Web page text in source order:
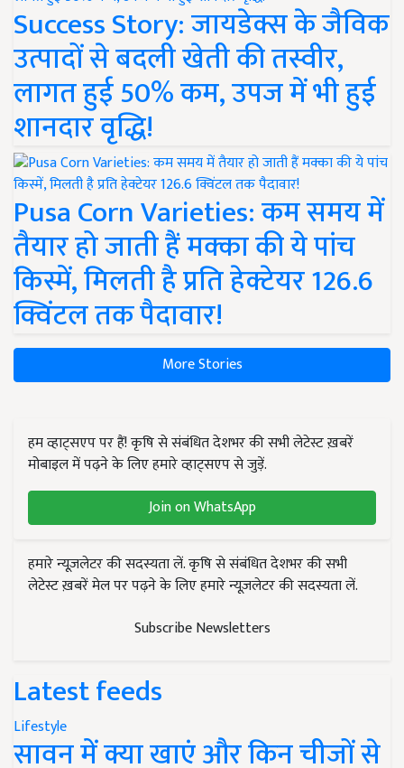
Success Story: जायडेक्स के जैविक
उत्पादों से बदली खेती की तस्वीर,
लागत हुई 50% कम, उपज में भी हुई
शानदार वृद्धि!
Pusa Corn Varieties: कम समय में
तैयार हो जाती हैं मक्का की ये पांच
किस्में, मिलती है प्रति हेक्टेयर 126.6
क्विंटल तक पैदावार!
More Stories
हम व्हाट्सएप पर हैं! कृषि से संबंधित देशभर की सभी लेटेस्ट ख़बरें
मोबाइल में पढ़ने के लिए हमारे व्हाट्सएप से जुड़ें.
Join on WhatsApp
हमारे न्यूज़लेटर की सदस्यता लें. कृषि से संबंधित देशभर की सभी
लेटेस्ट ख़बरें मेल पर पढ़ने के लिए हमारे न्यूज़लेटर की सदस्यता लें.
Subscribe Newsletters
Latest feeds
Lifestyle
सावन में क्या खाएं और किन चीजों से